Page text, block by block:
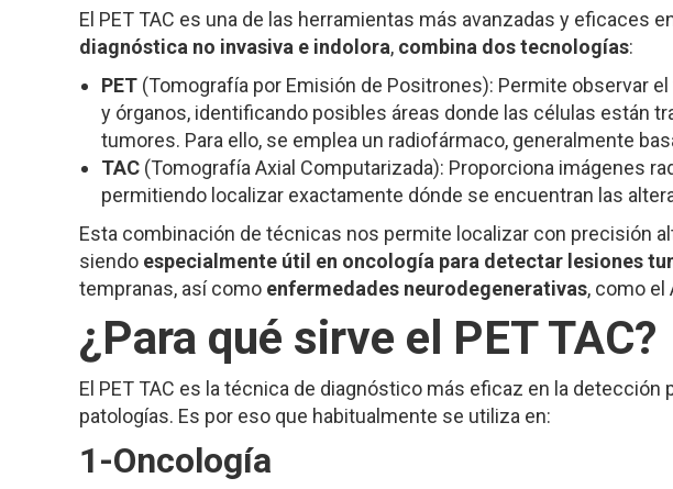
El PET TAC es una de las herramientas más avanzadas y eficaces
diagnóstica no invasiva e indolora, combina dos tecnologías:
PET (Tomografía por Emisión de Positrones): Permite observar
y órganos, identificando posibles áreas donde las células están
tumores. Para ello, se emplea un radiofármaco, generalmente
TAC (Tomografía Axial Computarizada): Proporciona imágenes
permitiendo localizar exactamente dónde se encuentran las
Esta combinación de técnicas nos permite localizar con precisión
siendo especialmente útil en oncología para detectar lesiones
tempranas, así como enfermedades neurodegenerativas, como el
¿Para qué sirve el PET TAC?
El PET TAC es la técnica de diagnóstico más eficaz en la
patologías. Es por eso que habitualmente se utiliza en:
1-Oncología